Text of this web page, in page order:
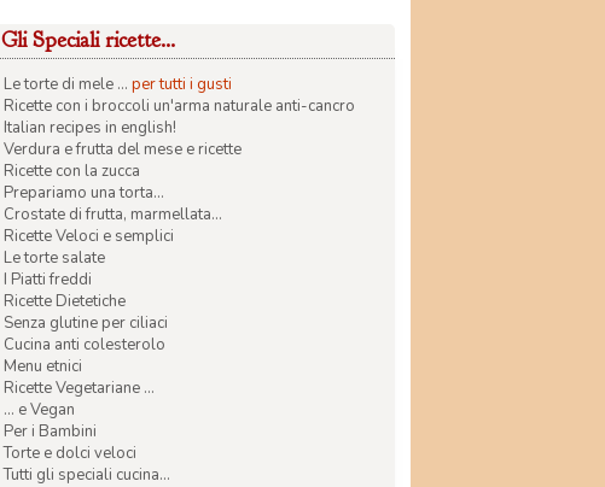
Gli Speciali ricette...
Le torte di mele ... per tutti i gusti
Ricette con i broccoli un'arma naturale anti-cancro
Italian recipes in english!
Verdura e frutta del mese e ricette
Ricette con la zucca
Prepariamo una torta...
Crostate di frutta, marmellata...
Ricette Veloci e semplici
Le torte salate
I Piatti freddi
Ricette Dietetiche
Senza glutine per ciliaci
Cucina anti colesterolo
Menu etnici
Ricette Vegetariane ...
... e Vegan
Per i Bambini
Torte e dolci veloci
Tutti gli speciali cucina...